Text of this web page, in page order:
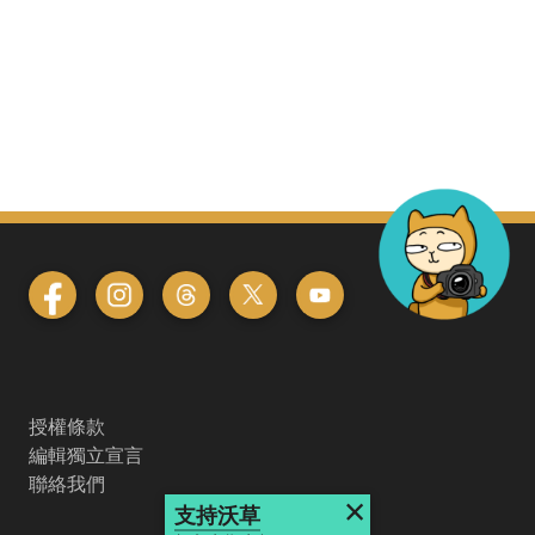
授權條款
編輯獨立宣言
聯絡我們
支持沃草 ×